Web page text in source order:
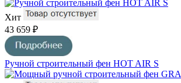
Хит
43 659 ₽
Ручной строительный фен HOT AIR S